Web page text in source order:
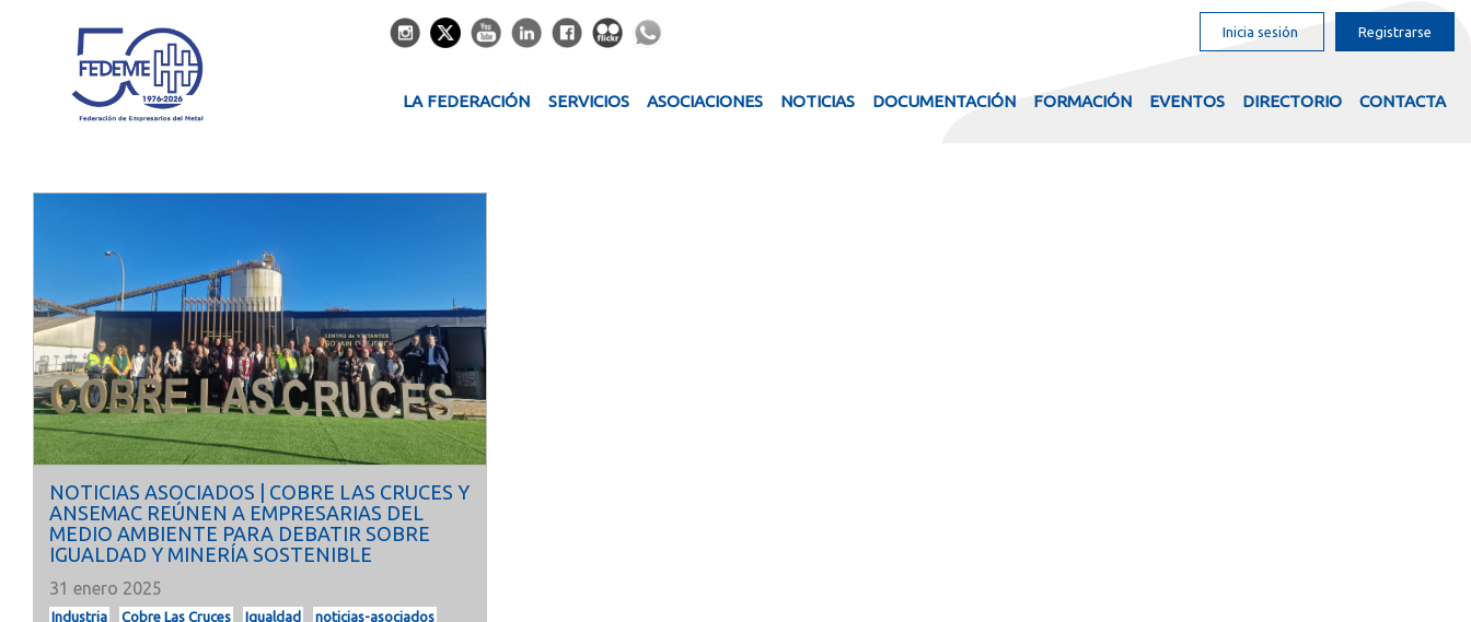
Inicia sesión Registrarse
LA FEDERACIÓN SERVICIOS ASOCIACIONES NOTICIAS DOCUMENTACIÓN FORMACIÓN EVENTOS DIRECTORIO CONTACTA
NOTICIAS ASOCIADOS | COBRE LAS CRUCES Y
ANSEMAC REÚNEN A EMPRESARIAS DEL
MEDIO AMBIENTE PARA DEBATIR SOBRE
IGUALDAD Y MINERÍA SOSTENIBLE
31 enero 2025
Industria Cobre Las Cruces Igualdad
noticias-asociados